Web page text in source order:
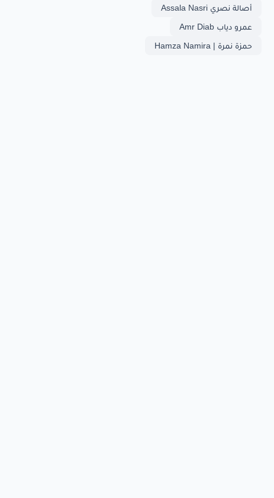
أصالة نصري Assala Nasri
عمرو دياب Amr Diab
حمزة نمرة | Hamza Namira